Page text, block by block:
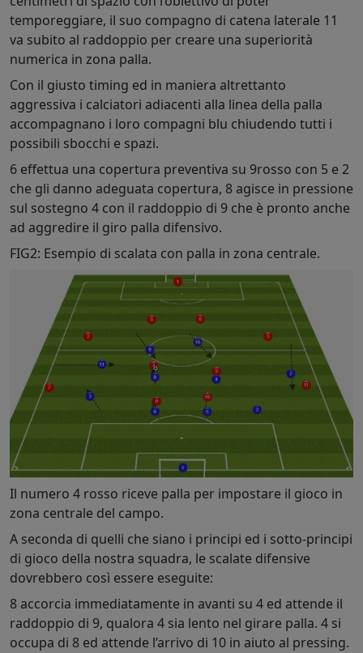
temporeggiare, il suo compagno di catena laterale 11
va subito al raddoppio per creare una superiorità
numerica in zona palla.
Con il giusto timing ed in maniera altrettanto
aggressiva i calciatori adiacenti alla linea della palla
accompagnano i loro compagni blu chiudendo tutti i
possibili sbocchi e spazi.
6 effettua una copertura preventiva su 9rosso con 5 e 2
che gli danno adeguata copertura, 8 agisce in pressione
sul sostegno 4 con il raddoppio di 9 che è pronto anche
ad aggredire il giro palla difensivo.
FIG2: Esempio di scalata con palla in zona centrale.
Il numero 4 rosso riceve palla per impostare il gioco in
zona centrale del campo.
A seconda di quelli che siano i principi ed i sotto-principi
di gioco della nostra squadra, le scalate difensive
dovrebbero così essere eseguite:
8 accorcia immediatamente in avanti su 4 ed attende il
raddoppio di 9, qualora 4 sia lento nel girare palla. 4 si
occupa di 8 ed attende l’arrivo di 10 in aiuto al pressing.